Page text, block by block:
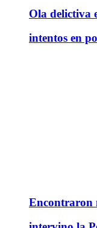
Ola delictiva
intentos en
Encontraron